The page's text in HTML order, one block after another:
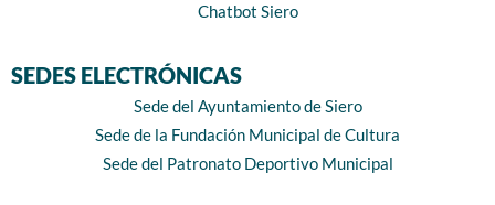
Chatbot Siero
SEDES ELECTRÓNICAS
Sede del Ayuntamiento de Siero
Sede de la Fundación Municipal de Cultura
Sede del Patronato Deportivo Municipal